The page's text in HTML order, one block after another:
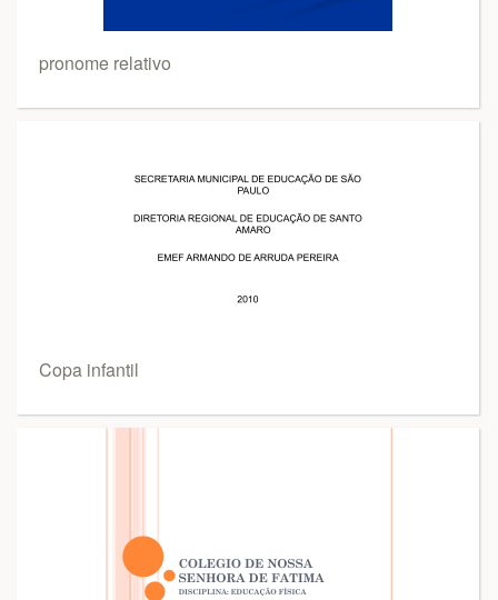
pronome relativo
Copa infantil